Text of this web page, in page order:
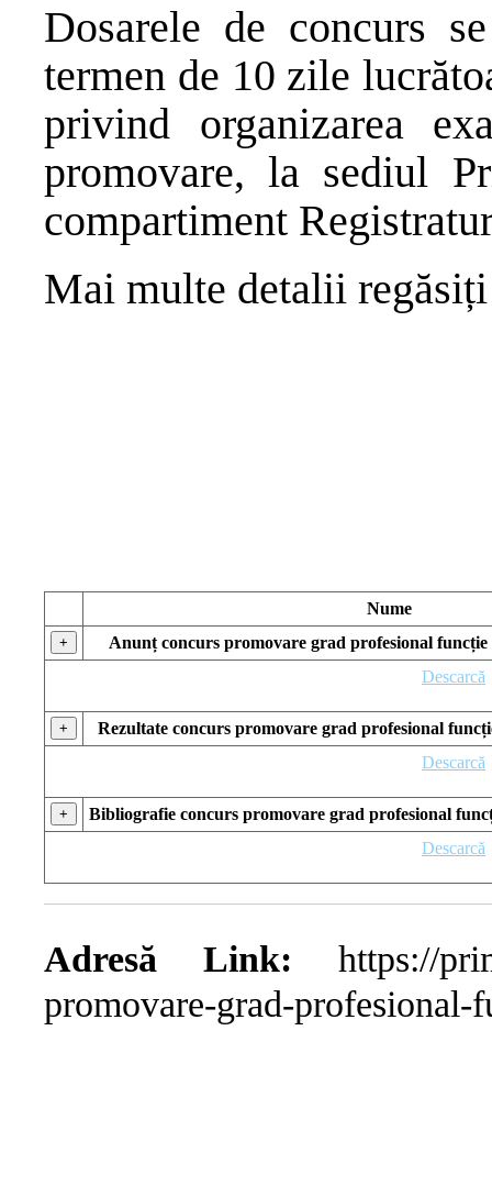
Dosarele de concurs
termen de 10 zile
privind organizarea
promovare, la sediul
compartiment
Mai multe detalii
Nume
+
Anunț concurs promovare grad profesional funcție
Descarcă
+
Rezultate concurs promovare grad profesional
Descarcă
+
Bibliografie concurs promovare grad profesional
Descarcă
Adresă Link: https://
promovare-grad-profesional-